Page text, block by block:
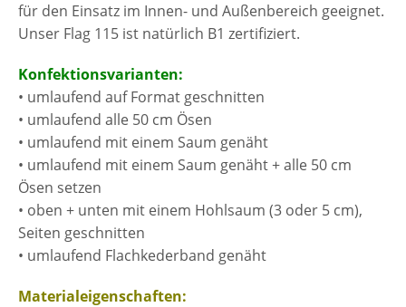
für den Einsatz im Innen- und Außenbereich geeignet.
Unser Flag 115 ist natürlich B1 zertifiziert.
Konfektionsvarianten:
• umlaufend auf Format geschnitten
• umlaufend alle 50 cm Ösen
• umlaufend mit einem Saum genäht
• umlaufend mit einem Saum genäht + alle 50 cm
Ösen setzen
• oben + unten mit einem Hohlsaum (3 oder 5 cm),
Seiten geschnitten
• umlaufend Flachkederband genäht
Materialeigenschaften: